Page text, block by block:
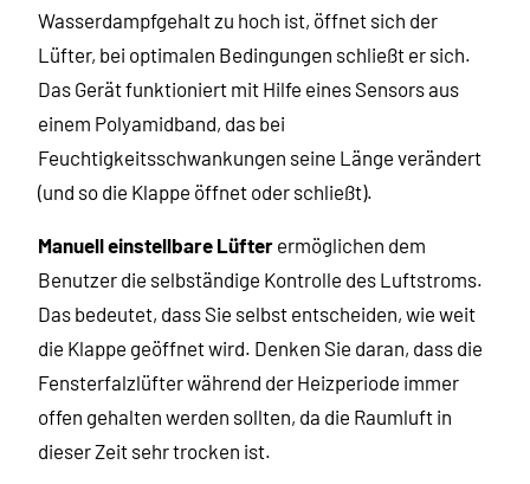
Wasserdampfgehalt zu hoch ist, öffnet sich der
Lüfter, bei optimalen Bedingungen schließt er sich.
Das Gerät funktioniert mit Hilfe eines Sensors aus
einem Polyamidband, das bei
Feuchtigkeitsschwankungen seine Länge verändert
(und so die Klappe öffnet oder schließt).
Manuell einstellbare Lüfter ermöglichen dem
Benutzer die selbständige Kontrolle des Luftstroms.
Das bedeutet, dass Sie selbst entscheiden, wie weit
die Klappe geöffnet wird. Denken Sie daran, dass die
Fensterfalzlüfter während der Heizperiode immer
offen gehalten werden sollten, da die Raumluft in
dieser Zeit sehr trocken ist.